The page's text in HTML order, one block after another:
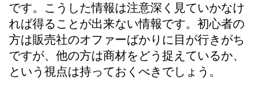
です。こうした情報は注意深く見ていかなけ
れば得ることが出来ない情報です。初心者の
方は販売社のオファーばかりに目が行きがち
ですが、他の方は商材をどう捉えているか、
という視点は持っておくべきでしょう。